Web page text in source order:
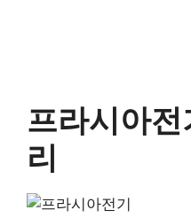
프라시아전
리